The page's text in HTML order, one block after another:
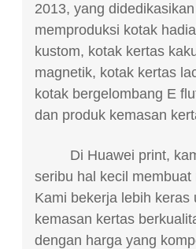
2013, yang
memproduksi kotak
kustom, kotak kertas
magnetik, kotak kertas
kotak bergelombang E
dan produk kemasan
Di Huawei print,
seribu hal kecil
Kami bekerja lebih keras
kemasan kertas
dengan harga yang